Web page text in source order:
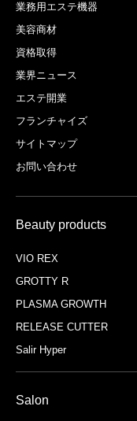
業務用エステ機器
美容商材
資格取得
業界ニュース
エステ開業
フランチャイズ
サイトマップ
お問い合わせ
Beauty products
VIO REX
GROTTY R
PLASMA GROWTH
RELEASE CUTTER
Salir Hyper
Salon